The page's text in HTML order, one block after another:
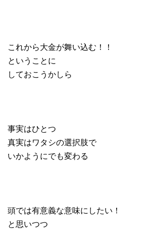
これから大金が舞い込む！！
ということに
しておこうかしら
事実はひとつ
真実はワタシの選択肢で
いかようにでも変わる
頭では有意義な意味にしたい！
と思いつつ